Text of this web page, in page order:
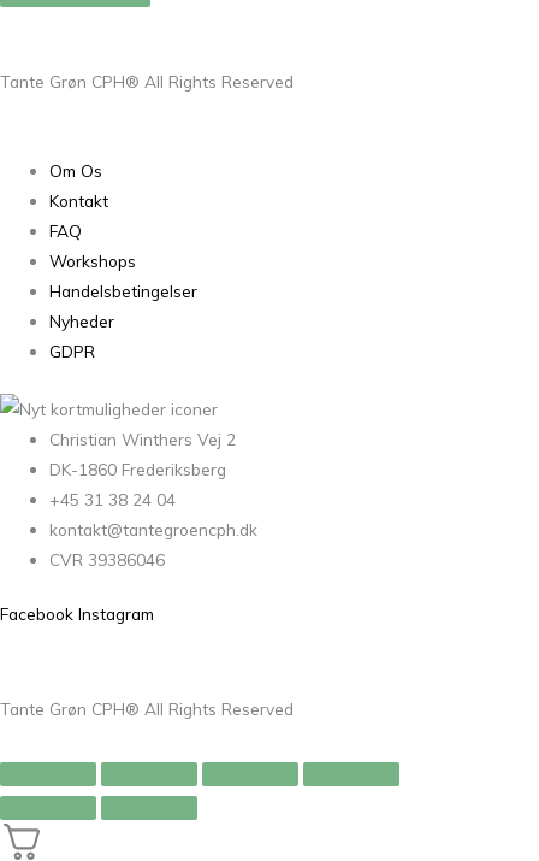
Tante Grøn CPH® All Rights Reserved
Om Os
Kontakt
FAQ
Workshops
Handelsbetingelser
Nyheder
GDPR
Christian Winthers Vej 2
DK-1860 Frederiksberg
+45 31 38 24 04
kontakt@tantegroencph.dk
CVR 39386046
Facebook Instagram
Tante Grøn CPH® All Rights Reserved